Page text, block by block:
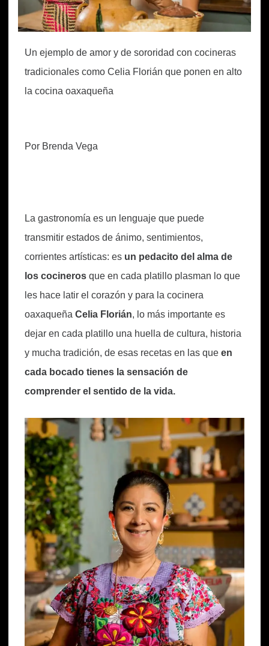
Un ejemplo de amor y de sororidad con cocineras
tradicionales como Celia Florián que ponen en alto
la cocina oaxaqueña
Por Brenda Vega
La gastronomía es un lenguaje que puede
transmitir estados de ánimo, sentimientos,
corrientes artísticas: es un pedacito del alma de
los cocineros que en cada platillo plasman lo que
les hace latir el corazón y para la cocinera
oaxaqueña Celia Florián, lo más importante es
dejar en cada platillo una huella de cultura, historia
y mucha tradición, de esas recetas en las que en
cada bocado tienes la sensación de
comprender el sentido de la vida.